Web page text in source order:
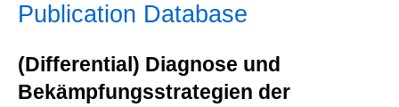
Publication Database
(Differential) Diagnose und
Bekämpfungsstrategien der